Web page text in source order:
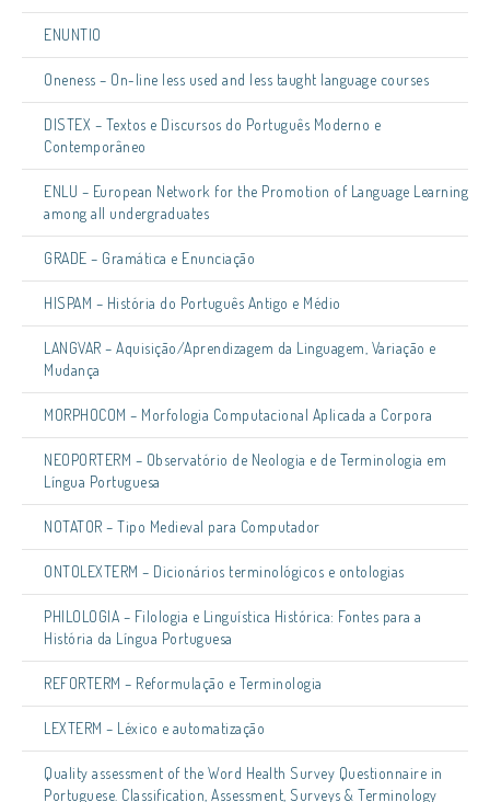
ENUNTIO
Oneness – On-line less used and less taught language courses
DISTEX – Textos e Discursos do Português Moderno e
Contemporâneo
ENLU – European Network for the Promotion of Language Learning
among all undergraduates
GRADE – Gramática e Enunciação
HISPAM – História do Português Antigo e Médio
LANGVAR – Aquisição/Aprendizagem da Linguagem, Variação e
Mudança
MORPHOCOM – Morfologia Computacional Aplicada a Corpora
NEOPORTERM – Observatório de Neologia e de Terminologia em
Língua Portuguesa
NOTATOR – Tipo Medieval para Computador
ONTOLEXTERM – Dicionários terminológicos e ontologias
PHILOLOGIA – Filologia e Linguística Histórica: Fontes para a
História da Língua Portuguesa
REFORTERM – Reformulação e Terminologia
LEXTERM – Léxico e automatização
Quality assessment of the Word Health Survey Questionnaire in
Portuguese. Classification, Assessment, Surveys & Terminology